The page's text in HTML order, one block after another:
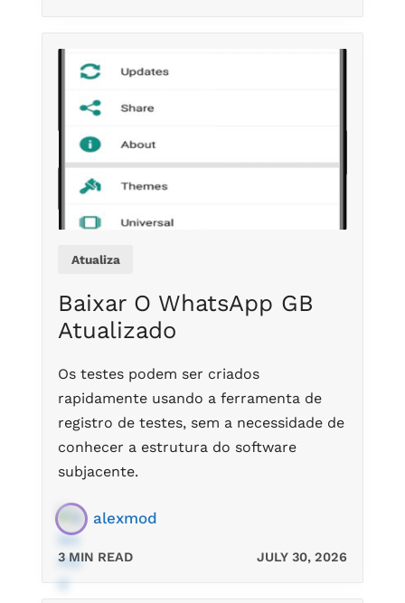
Atualiza
Baixar O WhatsApp GB
Atualizado
Os testes podem ser criados
rapidamente usando a ferramenta de
registro de testes, sem a necessidade de
conhecer a estrutura do software
subjacente.
alexmod
3 MIN READ JULY 30, 2026